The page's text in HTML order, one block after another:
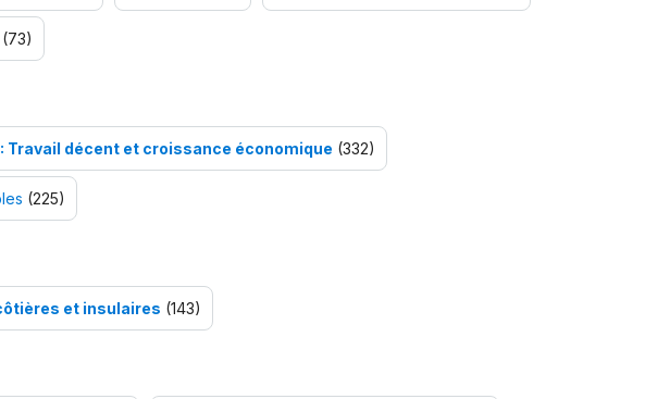
(73)
: Travail décent et croissance économique (332)
(225)
et insulaires (143)